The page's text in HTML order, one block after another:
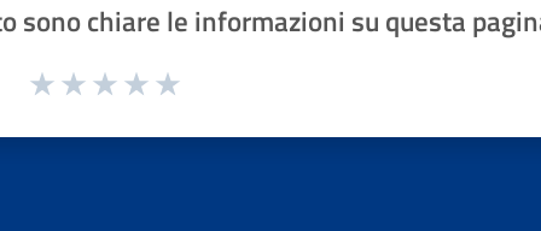
sono chiare le informazioni su questa
1 a 5 stelle la pagina